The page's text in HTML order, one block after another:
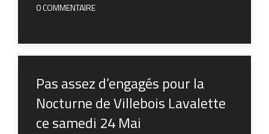
0 COMMENTAIRE
Pas assez d’engagés pour la
Nocturne de Villebois Lavalette
ce samedi 24 Mai